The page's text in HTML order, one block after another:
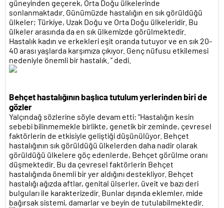
güneyinden geçerek, Orta Doğu ülkelerinde
sonlanmaktadır. Günümüzde hastalığın en sık görüldüğü
ülkeler; Türkiye, Uzak Doğu ve Orta Doğu ülkeleridir. Bu
ülkeler arasında da en sık ülkemizde görülmektedir.
Hastalık kadın ve erkekleri eşit oranda tutuyor ve en sık 20-
40 arası yaşlarda karşımıza çıkıyor. Genç nüfusu etkilemesi
nedeniyle önemli bir hastalık. ” dedi.
Behçet hastalığının başlıca tutulum yerlerinden biri de
gözler
Yalçındağ sözlerine söyle devam etti: “Hastalığın kesin
sebebi bilinmemekle birlikte, genetik bir zeminde, çevresel
faktörlerin de etkisiyle geliştiği düşünülüyor. Behçet
hastalığının sık görüldüğü ülkelerden daha nadir olarak
görüldüğü ülkelere göç edenlerde, Behçet görülme oranı
düşmektedir. Bu da çevresel faktörlerin Behçet
hastalığında önemli bir yer aldığını destekliyor. Behçet
hastalığı ağızda aftlar, genital ülserler, üveit ve bazı deri
bulguları ile karakterizedir. Bunlar dışında eklemler, mide
bağırsak sistemi, damarlar ve beyin de tutulabilmektedir.